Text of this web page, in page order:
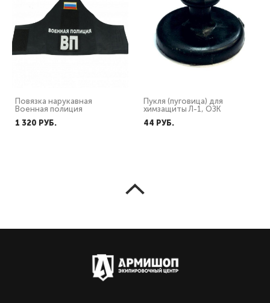
Повязка нарукавная
Военная полиция
1 320 PУБ.
Пукля (пуговица) для
химзащиты Л-1, ОЗК
44 PУБ.